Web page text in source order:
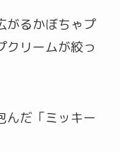
がるかぼちゃプ
クリームが絞っ
んだ「ミッキー